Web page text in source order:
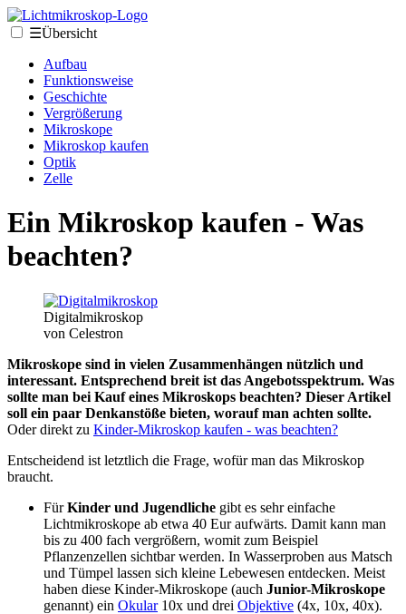
☰Übersicht
Aufbau
Funktionsweise
Geschichte
Vergrößerung
Mikroskope
Mikroskop kaufen
Optik
Zelle
Ein Mikroskop kaufen - Was
beachten?
Digitalmikroskop
von Celestron
Mikroskope sind in vielen Zusammenhängen nützlich und
interessant. Entsprechend breit ist das Angebotsspektrum. Was
sollte man bei Kauf eines Mikroskops beachten? Dieser Artikel
soll ein paar Denkanstöße bieten, worauf man achten sollte.
Oder direkt zu Kinder-Mikroskop kaufen - was beachten?
Entscheidend ist letztlich die Frage, wofür man das Mikroskop
braucht.
FürKinder und Jugendliche gibt es sehr einfache
Lichtmikroskope ab etwa 40 Eur aufwärts. Damit kann man
bis zu 400 fach vergrößern, womit zum Beispiel
Pflanzenzellen sichtbar werden. In Wasserproben aus Matsch
und Tümpel lassen sich kleine Lebewesen entdecken. Meist
haben diese Kinder-Mikroskope (auch Junior-Mikroskope
genannt) ein Okular10x und drei Objektive (4x, 10x, 40x).